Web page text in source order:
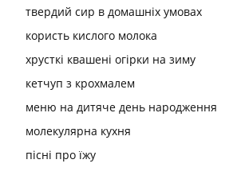
твердий сир в домашніх умовах
користь кислого молока
хрусткі квашені огірки на зиму
кетчуп з крохмалем
меню на дитяче день народження
молекулярна кухня
пісні про їжу